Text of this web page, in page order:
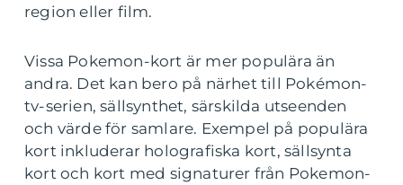
region eller film.
Vissa Pokemon-kort är mer populära än
andra. Det kan bero på närhet till Pokémon-
tv-serien, sällsynthet, särskilda utseenden
och värde för samlare. Exempel på populära
kort inkluderar holografiska kort, sällsynta
kort och kort med signaturer från Pokemon-